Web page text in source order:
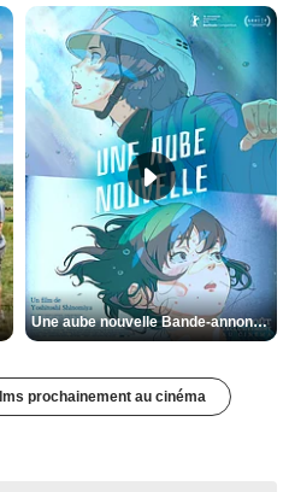
VF Une aube nouvelle Bande-annonce VO STFR
prochainement au cinéma